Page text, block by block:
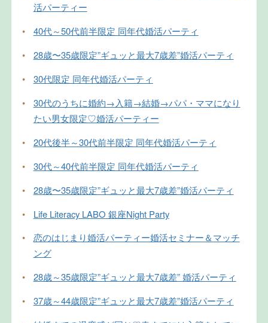
活パーティー
•
40代～50代前半限定 同年代婚活パーティ
•
28歳〜35歳限定”ギュッと最大7歳差”婚活パーティ
•
30代限定 同年代婚活パーティ
•
30代のうちに婚約→入籍→結婚→パパ・ママになり
たい男女限定♡婚活パーティー
•
20代後半～30代前半限定 同年代婚活パーティ
•
30代～40代前半限定 同年代婚活パーティ
•
28歳〜35歳限定”ギュッと最大7歳差”婚活パーティ
•
Life Literacy LABO 銀座Night Party
•
恋のはじまり婚活パーティー婚活セミナー＆マッチ
ング
•
28歳～35歳限定”ギュッと最大7歳差” 婚活パーティ
•
37歳～44歳限定”ギュッと最大7歳差”婚活パーティ